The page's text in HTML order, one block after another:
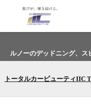
ルノーのデッドニング、
トータルカービューティIIC